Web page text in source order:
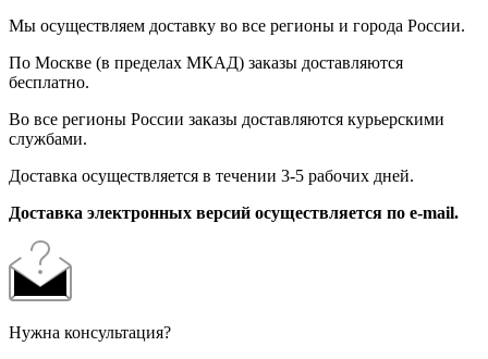
Мы осуществляем доставку во все регионы и города России.
По Москве (в пределах МКАД) заказы доставляются
бесплатно.
Во все регионы России заказы доставляются курьерскими
службами.
Доставка осуществляется в течении 3-5 рабочих дней.
Доставка электронных версий осуществляется по e-mail.
Нужна консультация?